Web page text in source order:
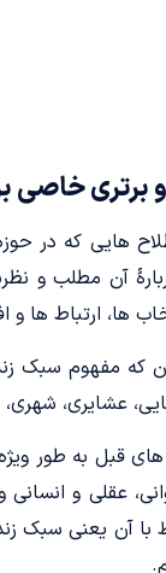
و برتری خاصی
هایی که در
آن مطلب و
ها، ارتباط
که مفهوم سبک
عشایری، شهری،
قبل به طور
عقلی و
با آن یعنی سبک